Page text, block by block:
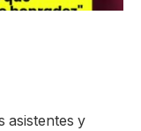
asistentes y